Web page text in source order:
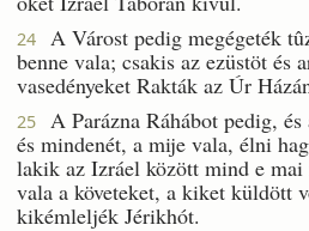
24
A Várost pedig megégeték
benne vala; csakis az ezüstöt és
vasedényeket Rakták az Úr
25
A Parázna Ráhábot pedig,
és mindenét, a mije vala, élni
lakik az Izráel között mind e
vala a követeket, a kiket küldött
kikémleljék Jérikhót.